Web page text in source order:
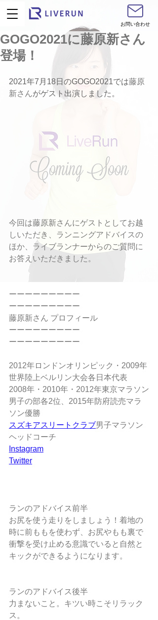
お問い合わせ
GOGO2021に藤原新さん
登場！
2021年7月18日のGOGO2021では藤原
新さんがゲスト出演しました。
今回は藤原新さんにゲストとしてお越
しいただき、ランニングアドバイスの
ほか、ライブランナーからのご質問に
お答えいただきました。
ーーーーーーーーー
ーーーーーーーーー
藤原新さん プロフィール
ーーーーーーーーー
ーーーーーーーーー
2012年ロンドンオリンピック・2009年
世界陸上ベルリン大会各日本代表
2008年・2010年・2012年東京マラソン
男子の部各2位、2015年防府読売マラ
ソン優勝
スズキアスリートクラブ男子マラソン
ヘッドコーチ
Instagram
Twitter
ランのアドバイス前半
お尻を使う走りをしましょう！着地の
時に前ももを使わず、お尻やもも裏で
衝撃を受け止める意識でいると自然と
キックができるようになります。
ランのアドバイス後半
力まないこと。キツい時こそリラック
ス。